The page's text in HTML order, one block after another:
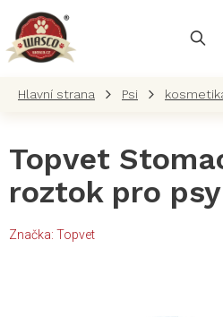
obsah
Psi
Topvet
roztok pro
Značka: Topvet